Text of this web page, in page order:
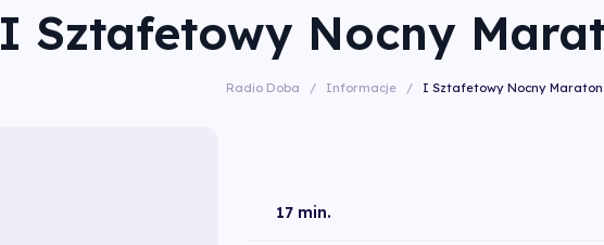
I Sztafetowy Nocny
Radio Doba / Informacje / I Sztafetowy Nocny Maraton
17 min.